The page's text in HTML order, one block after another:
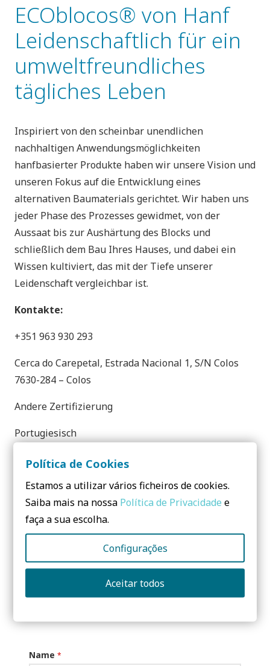
ECOblocos® von Hanf
Leidenschaftlich für ein
umweltfreundliches
tägliches Leben
Inspiriert von den scheinbar unendlichen
nachhaltigen Anwendungsmöglichkeiten
hanfbasierter Produkte haben wir unsere Vision und
unseren Fokus auf die Entwicklung eines
alternativen Baumaterials gerichtet. Wir haben uns
jeder Phase des Prozesses gewidmet, von der
Aussaat bis zur Aushärtung des Blocks und
schließlich dem Bau Ihres Hauses, und dabei ein
Wissen kultiviert, das mit der Tiefe unserer
Leidenschaft vergleichbar ist.
Kontakte:
+351 963 930 293
Cerca do Carepetal, Estrada Nacional 1, S/N Colos
7630-284 – Colos
Andere Zertifizierung
Portugiesisch
Início
Teilen:
Noch Fragen? Senden Sie mir
Name *
Política de Cookies
Estamos a utilizar vários ficheiros de cookies.
Saiba mais na nossa Política de Privacidade e
faça a sua escolha.
Configurações
Aceitar todos